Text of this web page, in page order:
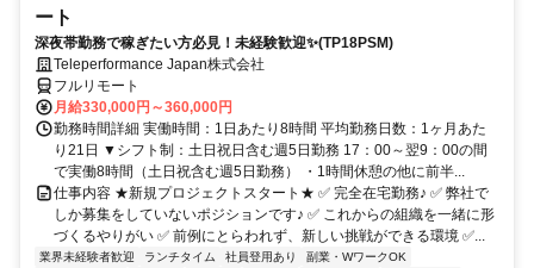
ート
深夜帯勤務で稼ぎたい方必見！未経験歓迎✨(TP18PSM)
Teleperformance Japan株式会社
フルリモート
月給330,000円～360,000円
勤務時間詳細 実働時間：1日あたり8時間 平均勤務日数：1ヶ月あた
り21日 ▼シフト制：土日祝日含む週5日勤務 17：00～翌9：00の間
で実働8時間（土日祝含む週5日勤務） ・1時間休憩の他に前半...
仕事内容 ★新規プロジェクトスタート★ ✅ 完全在宅勤務♪ ✅ 弊社で
しか募集をしていないポジションです♪ ✅ これからの組織を一緒に形
づくるやりがい ✅ 前例にとらわれず、新しい挑戦ができる環境 ✅...
業界未経験者歓迎 ランチタイム 社員登用あり
副業・WワークOK